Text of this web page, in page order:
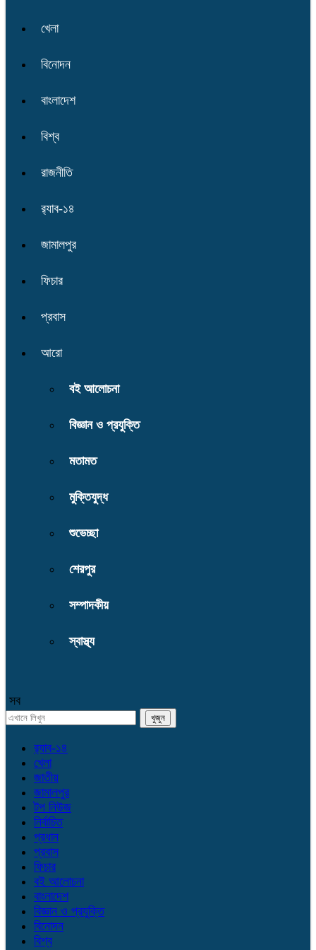
খেলা
বিনোদন
বাংলাদেশ
বিশ্ব
রাজনীতি
র‌্যাব-১৪
জামালপুর
ফিচার
প্রবাস
আরো
বই আলোচনা
বিজ্ঞান ও প্রযুক্তি
মতামত
মুক্তিযুদ্ধ
শুভেচ্ছা
শেরপুর
সম্পাদকীয়
স্বাস্থ্য
সব
র‌্যাব-১৪
খেলা
জাতীয়
জামালপুর
টপ নিউজ
নির্বাচিত
প্রধান
প্রবাস
ফিচার
বই আলোচনা
বাংলাদেশ
বিজ্ঞান ও প্রযুক্তি
বিনোদন
বিশ্ব